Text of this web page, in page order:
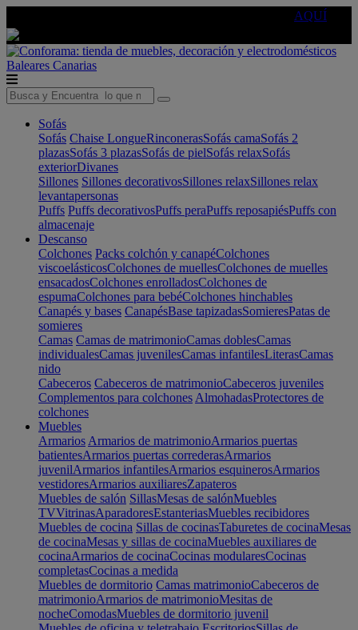
AQUÍ
Baleares Canarias
Sofás
Sofás Chaise LongueRinconerasSofás camaSofás 2
plazasSofás 3 plazasSofás de pielSofás relaxSofás
exteriorDivanes
Sillones Sillones decorativosSillones relaxSillones relax
levantapersonas
Puffs Puffs decorativosPuffs peraPuffs reposapiésPuffs con
almacenaje
Descanso
Colchones Packs colchón y canapéColchones
viscoelásticosColchones de muellesColchones de muelles
ensacadosColchones enrolladosColchones de
espumaColchones para bebéColchones hinchables
Canapés y bases CanapésBase tapizadasSomieresPatas de
somieres
Camas Camas de matrimonioCamas doblesCamas
individualesCamas juvenilesCamas infantilesLiterasCamas
nido
Cabeceros Cabeceros de matrimonioCabeceros juveniles
Complementos para colchones AlmohadasProtectores de
colchones
Muebles
Armarios Armarios de matrimonioArmarios puertas
batientesArmarios puertas correderasArmarios
juvenilArmarios infantilesArmarios esquinerosArmarios
vestidoresArmarios auxiliaresZapateros
Muebles de salón SillasMesas de salónMuebles
TVVitrinasAparadoresEstanteriasMuebles recibidores
Muebles de cocina Sillas de cocinasTaburetes de cocinaMesas
de cocinaMesas y sillas de cocinaMuebles auxiliares de
cocinaArmarios de cocinaCocinas modularesCocinas
completasCocinas a medida
Muebles de dormitorio Camas matrimonioCabeceros de
matrimonioArmarios de matrimonioMesitas de
nocheComodasMuebles de dormitorio juvenil